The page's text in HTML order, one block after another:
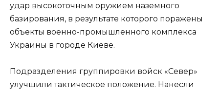
удар высокоточным оружием наземного
базирования, в результате которого поражены
объекты военно-промышленного комплекса
Украины в городе Киеве.
Подразделения группировки войск «Север»
улучшили тактическое положение. Нанесли